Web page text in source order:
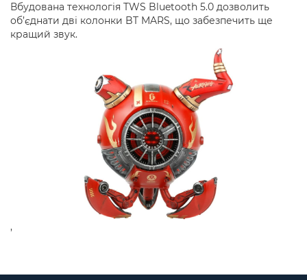
Вбудована технологія TWS Bluetooth 5.0 дозволить
об’єднати дві колонки BT MARS, що забезпечить ще
кращий звук.
,